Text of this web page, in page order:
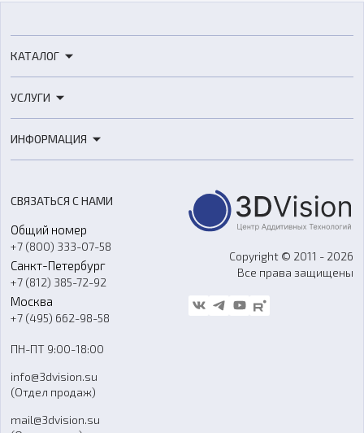
КАТАЛОГ
3D-сканеры
Расходные материалы
Оборудование и материалы для вакуумного литья
Аксессуары и прочее оборудование
Программное обеспечение
УСЛУГИ
3D-моделирование
Ремонт и услуги
ИНФОРМАЦИЯ
О компании
Контакты
Гос. закупки
Стать дилером
Блог
FAQ
СВЯЗАТЬСЯ С НАМИ
Общий номер
+7 (800) 333-07-58
Санкт-Петербург
+7 (812) 385-72-92
Москва
+7 (495) 662-98-58
ПН-ПТ 9:00-18:00
info@3dvision.su
(Отдел продаж)
mail@3dvision.su
Copyright © 2011 - 2026
Все права защищены